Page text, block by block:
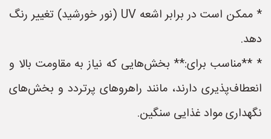
* ممکن است در برابر اشعه UV (نور خورشید) تغییر رنگ
دهد.
* **مناسب برای:** بخش‌هایی که نیاز به مقاومت بالا و
انعطاف‌پذیری دارند، مانند راهروهای پرتردد و بخش‌های
نگهداری مواد غذایی سنگین.